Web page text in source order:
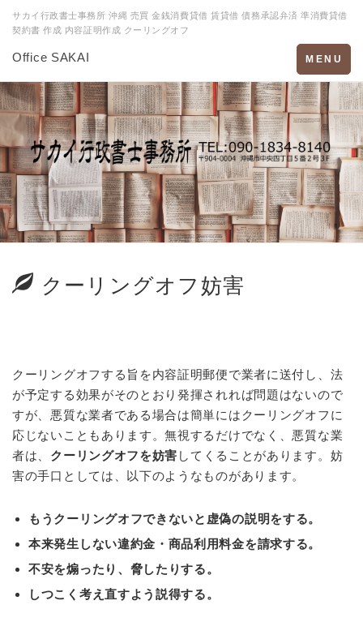
サカイ行政書士事務所 沖縄 売買 金銭消費貸借 賃貸借 債務承認弁済 準消費貸借
契約書 作成 内容証明作成 クーリングオフ
Office SAKAI
Toggle
navigation
MENU
クーリングオフ妨害
クーリングオフする旨を内容証明郵便で業者に送付し、法
が予定する効果がそのとおり発揮されれば問題はないので
すが、悪質な業者である場合は簡単にはクーリングオフに
応じないこともあります。無視するだけでなく、悪質な業
者は、 クーリングオフを妨害 してくることがあります。妨
害の手口としては、以下のようなものがあります。
もうクーリングオフできないと虚偽の説明をする。
本来発生しない違約金・商品利用料金を請求する。
不安を煽ったり、脅したりする。
しつこく考え直すよう説得する。